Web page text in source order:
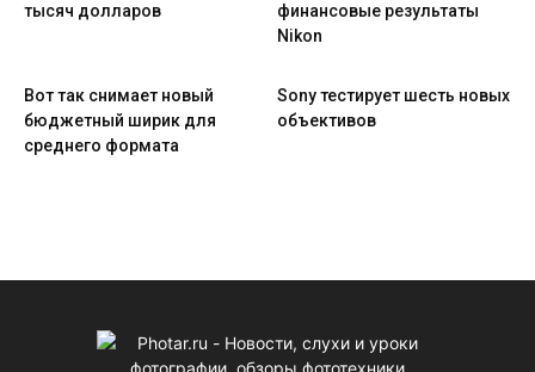
тысяч долларов
финансовые результаты
Nikon
Вот так снимает новый
бюджетный ширик для
среднего формата
Sony тестирует шесть новых
объективов